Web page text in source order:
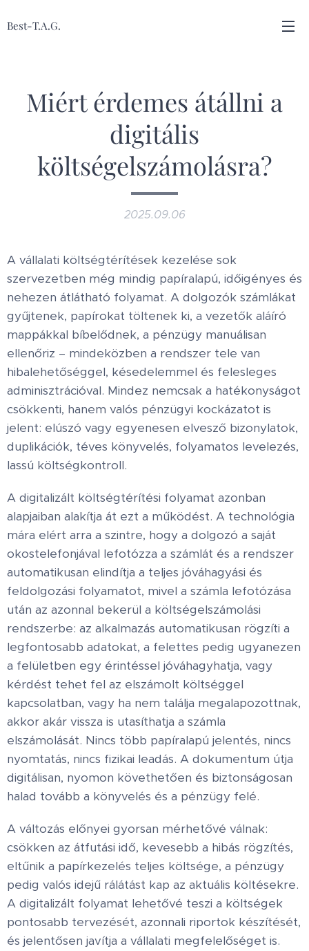
Best-T.A.G.
Miért érdemes átállni a
digitális
költségelszámolásra?
2025.09.06
A vállalati költségtérítések kezelése sok
szervezetben még mindig papíralapú, időigényes és
nehezen átlátható folyamat. A dolgozók számlákat
gyűjtenek, papírokat töltenek ki, a vezetők aláíró
mappákkal bíbelődnek, a pénzügy manuálisan
ellenőriz – mindeközben a rendszer tele van
hibalehetőséggel, késedelemmel és felesleges
adminisztrációval. Mindez nemcsak a hatékonyságot
csökkenti, hanem valós pénzügyi kockázatot is
jelent: elúszó vagy egyenesen elvesző bizonylatok,
duplikációk, téves könyvelés, folyamatos levelezés,
lassú költségkontroll.
A digitalizált költségtérítési folyamat azonban
alapjaiban alakítja át ezt a működést. A technológia
mára elért arra a szintre, hogy a dolgozó a saját
okostelefonjával lefotózza a számlát és a rendszer
automatikusan elindítja a teljes jóváhagyási és
feldolgozási folyamatot, mivel a számla lefotózása
után az azonnal bekerül a költségelszámolási
rendszerbe: az alkalmazás automatikusan rögzíti a
legfontosabb adatokat, a felettes pedig ugyanezen
a felületben egy érintéssel jóváhagyhatja, vagy
kérdést tehet fel az elszámolt költséggel
kapcsolatban, vagy ha nem találja megalapozottnak,
akkor akár vissza is utasíthatja a számla
elszámolását. Nincs több papíralapú jelentés, nincs
nyomtatás, nincs fizikai leadás. A dokumentum útja
digitálisan, nyomon követhetően és biztonságosan
halad tovább a könyvelés és a pénzügy felé.
A változás előnyei gyorsan mérhetővé válnak:
csökken az átfutási idő, kevesebb a hibás rögzítés,
eltűnik a papírkezelés teljes költsége, a pénzügy
pedig valós idejű rálátást kap az aktuális költésekre.
A digitalizált folyamat lehetővé teszi a költségek
pontosabb tervezését, azonnali riportok készítését,
és jelentősen javítja a vállalati megfelelőséget is.